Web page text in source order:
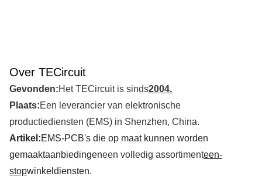
Over TECircuit
Gevonden:Het TECircuit is sinds2004.
Plaats:Een leverancier van elektronische
productiediensten (EMS) in Shenzhen, China.
Artikel:EMS-PCB's die op maat kunnen worden
gemaaktaanbiedingeneen volledig assortimenteen-
stopwinkeldiensten.